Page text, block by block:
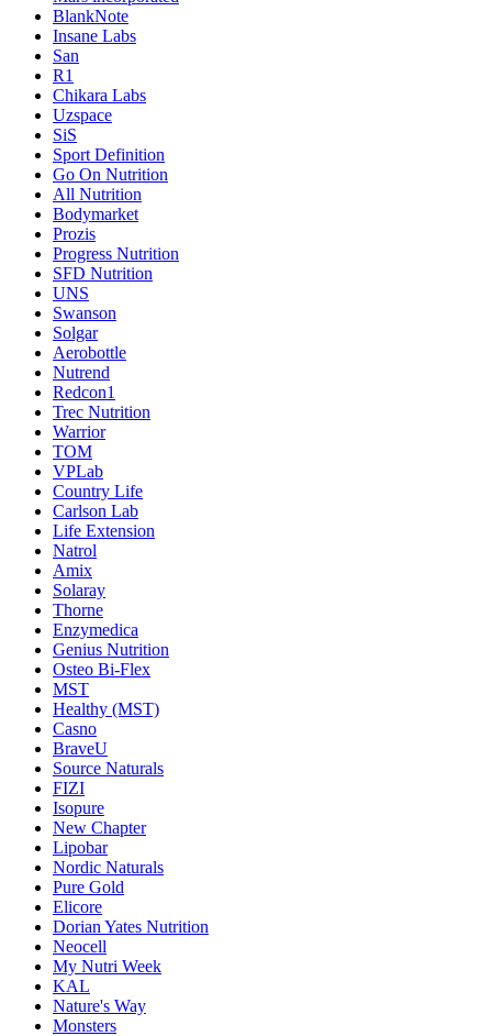
BlankNote
Insane Labs
San
R1
Chikara Labs
Uzspace
SiS
Sport Definition
Go On Nutrition
All Nutrition
Bodymarket
Prozis
Progress Nutrition
SFD Nutrition
UNS
Swanson
Solgar
Aerobottle
Nutrend
Redcon1
Trec Nutrition
Warrior
TOM
VPLab
Country Life
Carlson Lab
Life Extension
Natrol
Amix
Solaray
Thorne
Enzymedica
Genius Nutrition
Osteo Bi-Flex
MST
Healthy (MST)
Casno
BraveU
Source Naturals
FIZI
Isopure
New Chapter
Lipobar
Nordic Naturals
Pure Gold
Elicore
Dorian Yates Nutrition
Neocell
My Nutri Week
KAL
Nature's Way
Monsters